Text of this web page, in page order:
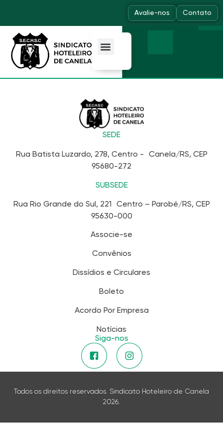
Avalie-nos Contato
SEDE
Rua Batista Luzardo, 278, Centro - Canela/RS, CEP
95680-272
SUBSEDE
Rua Rio Grande do Sul, 221 Centro – Parobé/RS, CEP
95630-000
Associe-se
Convênios
Dissídios e Circulares
Boleto
Acordo Por Empresa
Notícias
Siga-nos
Todos os direitos reservados. Sindicato Hoteleiro de Canela
2026.